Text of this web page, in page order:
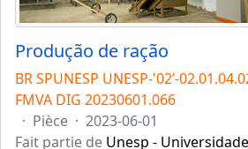
Produção de ração
BR SPUNESP UNESP-'02’-
FMVA DIG 20230601.066
· Pièce · 2023-06-01
Fait partie de Unesp -